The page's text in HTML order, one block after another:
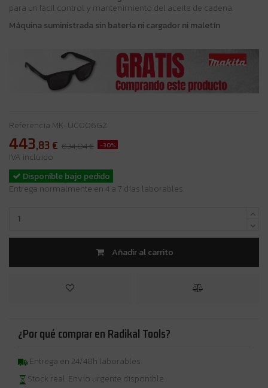
para un fácil control y mantenimiento del aceite de cadena.
Máquina suministrada sin batería ni cargador ni maletín
Referencia MK-UC006GZ
443,83 € 634,04 € -30%
IVA incluido
Disponible bajo pedido
Entrega normalmente en 4 a 7 días laborables.
Añadir al carrito
¿Por qué comprar en Radikal Tools?
Entrega en 24/48h laborables
Stock real. Envío urgente disponible